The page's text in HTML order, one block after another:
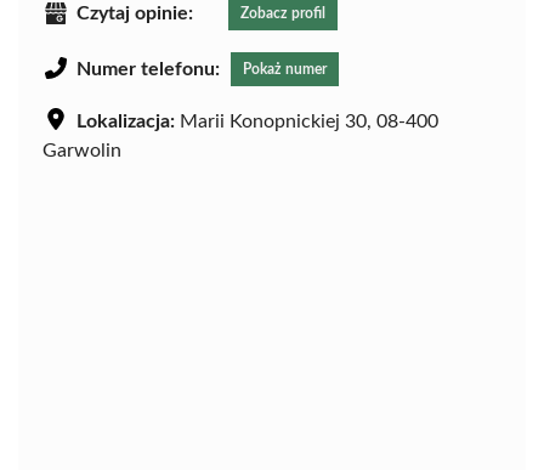
Czytaj opinie: Zobacz profil
Numer telefonu: Pokaż numer
Lokalizacja: Marii Konopnickiej 30, 08-400
Garwolin